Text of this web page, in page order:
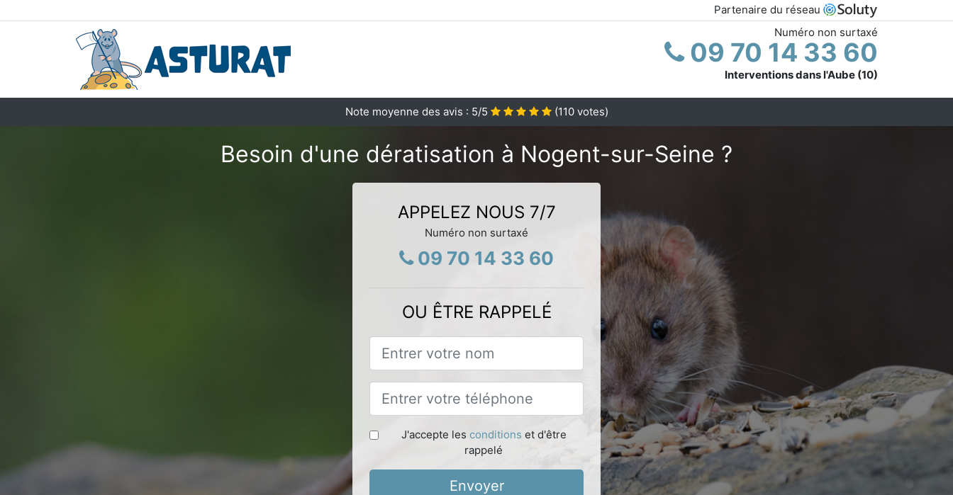
Partenaire du réseau
Numéro non surtaxé
09 70 14 33 60
Interventions dans l'Aube (10)
Note moyenne des avis : 5/5 (110votes)
Besoin d'une dératisation à Nogent-sur-Seine ?
APPELEZ NOUS 7/7
Numéro non surtaxé
09 70 14 33 60
OU ÊTRE RAPPELÉ
J'accepte les conditions et d'être
rappelé
Envoyer